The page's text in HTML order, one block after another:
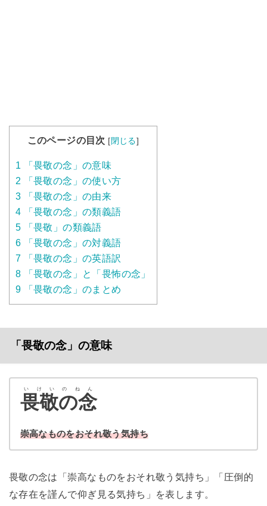
このページの目次 [閉じる]
1 「畏敬の念」の意味
2 「畏敬の念」の使い方
3 「畏敬の念」の由来
4 「畏敬の念」の類義語
5 「畏敬」の類義語
6 「畏敬の念」の対義語
7 「畏敬の念」の英語訳
8 「畏敬の念」と「畏怖の念」
9 「畏敬の念」のまとめ
「畏敬の念」の意味
畏敬の念
いけいのねん
崇高なものをおそれ敬う気持ち
畏敬の念は「崇高なものをおそれ敬う気持ち」「圧倒的
な存在を謹んで仰ぎ見る気持ち」を表します。